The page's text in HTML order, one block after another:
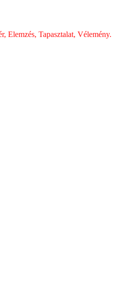
Elemzés, Tapasztalat, Vélemény.